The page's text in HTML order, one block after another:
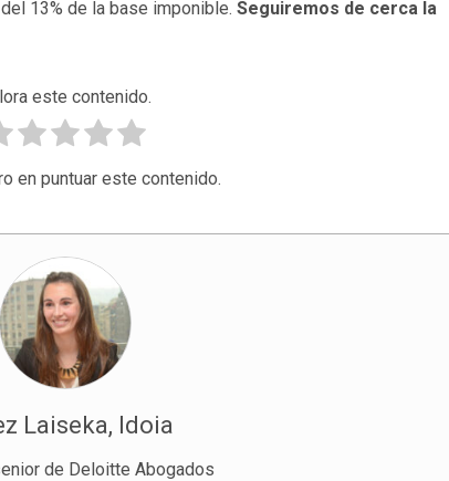
13% de la base imponible. Seguiremos de cerca la
este contenido.
en puntuar este contenido.
Laiseka, Idoia
de Deloitte Abogados